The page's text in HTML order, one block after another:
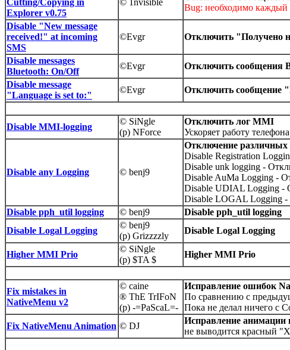
Cutting/Copying in
Explorer v0.75
© 1nvisible
Bug: необходимо каждый
Disable "New message
received!" at incoming
SMS
©Evgr Отключить "Получено
Disable messages
Bluetooth: On/Off
©Evgr
Отключить сообщения
Disable message
"Language is set to:"
©Evgr
Отключить сообщение
Disable MMI-logging
© SiNgle
(p) NForce
Отключить лог MMI
Ускоряет работу телефона
Disable any Logging © benj9
Отключение различных
Disable Registration
Disable unk logging -
Disable AuMa Logging -
Disable UDIAL Logging -
Disable LOGAL Logging
Disable pph_util logging
© benj9
Disable pph_util logging
Disable Logal Logging
© benj9
(p) Grizzzzly
Disable Logal Logging
Higher MMI Prio
© SiNgle
(p) $TA $
Higher MMI Prio
Fix mistakes in
NativeMenu v2
© caine
® ThE TrIFoN
(p) -=PaScaL=-
Исправление ошибок
По сравнению с
Пока не делал ничего с
Fix NativeMenu Animation © DJ
Исправление анимации
не выводится красный